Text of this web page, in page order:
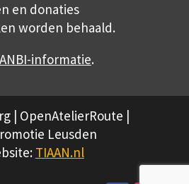
en donaties
worden behaald.
informatie.
| OpenAtelierRoute |
Leusden
TIAAN.nl